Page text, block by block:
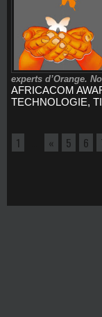
experts d’Orange.
AFRICACOM
TECHNOLOGIE,
1 « 5 6